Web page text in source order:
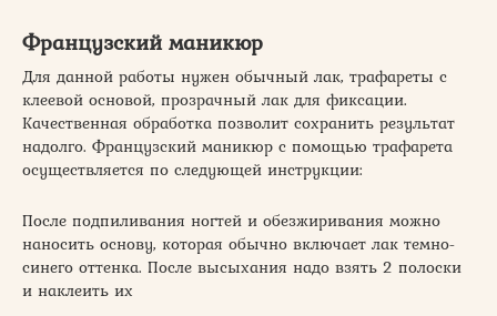
Французский маникюр
Для данной работы нужен обычный лак, трафареты с
клеевой основой, прозрачный лак для фиксации.
Качественная обработка позволит сохранить результат
надолго. Французский маникюр с помощью трафарета
осуществляется по следующей инструкции:
После подпиливания ногтей и обезжиривания можно
наносить основу, которая обычно включает лак темно-
синего оттенка. После высыхания надо взять 2 полоски
и наклеить их